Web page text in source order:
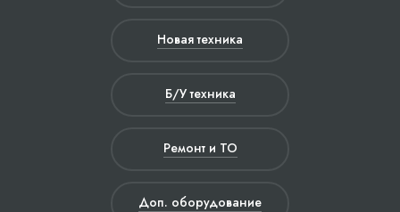
Новая техника
Б/У техника
Ремонт и ТО
Доп. оборудование